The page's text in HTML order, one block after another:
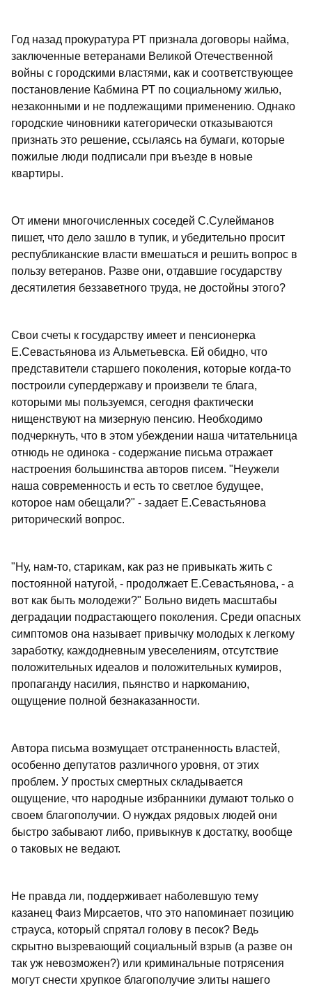
Год назад прокуратура РТ признала договоры найма,
заключенные ветеранами Великой Отечественной
войны с городскими властями, как и соответствующее
постановление Кабмина РТ по социальному жилью,
незаконными и не подлежащими применению. Однако
городские чиновники категорически отказываются
признать это решение, ссылаясь на бумаги, которые
пожилые люди подписали при въезде в новые
квартиры.
От имени многочисленных соседей С.Сулейманов
пишет, что дело зашло в тупик, и убедительно просит
республиканские власти вмешаться и решить вопрос в
пользу ветеранов. Разве они, отдавшие государству
десятилетия беззаветного труда, не достойны этого?
Свои счеты к государству имеет и пенсионерка
Е.Севастьянова из Альметьевска. Ей обидно, что
представители старшего поколения, которые когда-то
построили супердержаву и произвели те блага,
которыми мы пользуемся, сегодня фактически
нищенствуют на мизерную пенсию. Необходимо
подчеркнуть, что в этом убеждении наша читательница
отнюдь не одинока - содержание письма отражает
настроения большинства авторов писем. "Неужели
наша современность и есть то светлое будущее,
которое нам обещали?" - задает Е.Севастьянова
риторический вопрос.
"Ну, нам-то, старикам, как раз не привыкать жить с
постоянной натугой, - продолжает Е.Севастьянова, - а
вот как быть молодежи?" Больно видеть масштабы
деградации подрастающего поколения. Среди опасных
симптомов она называет привычку молодых к легкому
заработку, каждодневным увеселениям, отсутствие
положительных идеалов и положительных кумиров,
пропаганду насилия, пьянство и наркоманию,
ощущение полной безнаказанности.
Автора письма возмущает отстраненность властей,
особенно депутатов различного уровня, от этих
проблем. У простых смертных складывается
ощущение, что народные избранники думают только о
своем благополучии. О нуждах рядовых людей они
быстро забывают либо, привыкнув к достатку, вообще
о таковых не ведают.
Не правда ли, поддерживает наболевшую тему
казанец Фаиз Мирсаетов, что это напоминает позицию
страуса, который спрятал голову в песок? Ведь
скрытно вызревающий социальный взрыв (а разве он
так уж невозможен?) или криминальные потрясения
могут снести хрупкое благополучие элиты нашего